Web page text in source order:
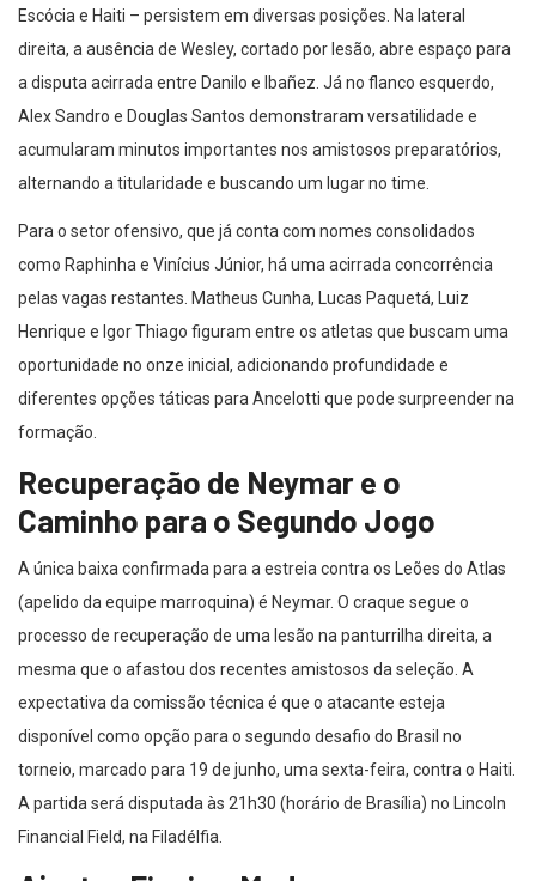
Escócia e Haiti – persistem em diversas posições. Na lateral
direita, a ausência de Wesley, cortado por lesão, abre espaço para
a disputa acirrada entre Danilo e Ibañez. Já no flanco esquerdo,
Alex Sandro e Douglas Santos demonstraram versatilidade e
acumularam minutos importantes nos amistosos preparatórios,
alternando a titularidade e buscando um lugar no time.
Para o setor ofensivo, que já conta com nomes consolidados
como Raphinha e Vinícius Júnior, há uma acirrada concorrência
pelas vagas restantes. Matheus Cunha, Lucas Paquetá, Luiz
Henrique e Igor Thiago figuram entre os atletas que buscam uma
oportunidade no onze inicial, adicionando profundidade e
diferentes opções táticas para Ancelotti que pode surpreender na
formação.
Recuperação de Neymar e o
Caminho para o Segundo Jogo
A única baixa confirmada para a estreia contra os Leões do Atlas
(apelido da equipe marroquina) é Neymar. O craque segue o
processo de recuperação de uma lesão na panturrilha direita, a
mesma que o afastou dos recentes amistosos da seleção. A
expectativa da comissão técnica é que o atacante esteja
disponível como opção para o segundo desafio do Brasil no
torneio, marcado para 19 de junho, uma sexta-feira, contra o Haiti.
A partida será disputada às 21h30 (horário de Brasília) no Lincoln
Financial Field, na Filadélfia.